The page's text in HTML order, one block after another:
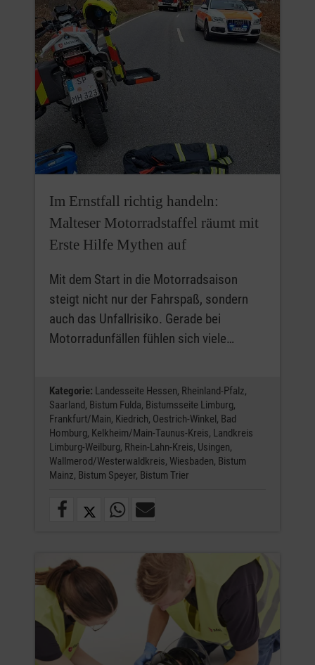
Im Ernstfall richtig handeln:
Malteser Motorradstaffel räumt mit
Erste Hilfe Mythen auf
Mit dem Start in die Motorradsaison
steigt nicht nur der Fahrspaß, sondern
auch das Unfallrisiko. Gerade bei
Motorradunfällen fühlen sich viele…
Kategorie: Landesseite Hessen, Rheinland-Pfalz,
Saarland, Bistum Fulda, Bistumsseite Limburg,
Frankfurt/Main, Kiedrich, Oestrich-Winkel, Bad
Homburg, Kelkheim/Main-Taunus-Kreis, Landkreis
Limburg-Weilburg, Rhein-Lahn-Kreis, Usingen,
Wallmerod/Westerwaldkreis, Wiesbaden, Bistum
Mainz, Bistum Speyer, Bistum Trier